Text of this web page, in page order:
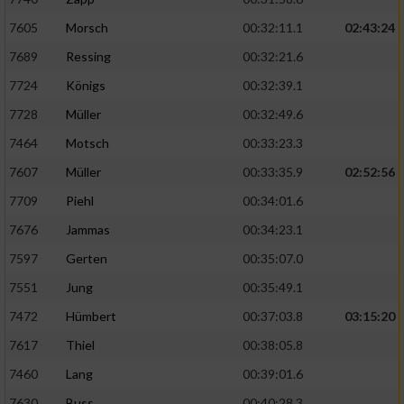
7605
Morsch 00:32:11.1
02:43:24
7689
Ressing
00:32:21.6
7724
Königs
00:32:39.1
7728
Müller
00:32:49.6
7464
Motsch
00:33:23.3
7607
Müller 00:33:35.9
02:52:56
7709
Piehl
00:34:01.6
7676
Jammas
00:34:23.1
7597
Gerten
00:35:07.0
7551
Jung
00:35:49.1
7472
Hümbert 00:37:03.8
03:15:20
7617
Thiel
00:38:05.8
7460
Lang
00:39:01.6
Erstellung von Profilen für personalisierte
Werbung
Verwendung von Profilen zur Auswahl
personalisierter Werbung
Erstellung von Profilen zur Personalisierung
Verwendung von Profilen zur Auswahl
Messung der Werbeleistung
Messung der Performance von Inhalten
Analyse von Zielgruppen durch Statistiken
oder Kombinationen von Daten aus
verschiedenen Quellen